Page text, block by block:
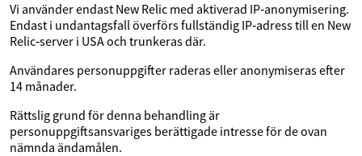
Vi använder endast New Relic med aktiverad IP‑anonymisering.
Endast i undantagsfall överförs fullständig IP‑adress till en New
Relic‑server i USA och trunkeras där.
Användares personuppgifter raderas eller anonymiseras efter
14 månader.
Rättslig grund för denna behandling är
personuppgiftsansvariges berättigade intresse för de ovan
nämnda ändamålen.